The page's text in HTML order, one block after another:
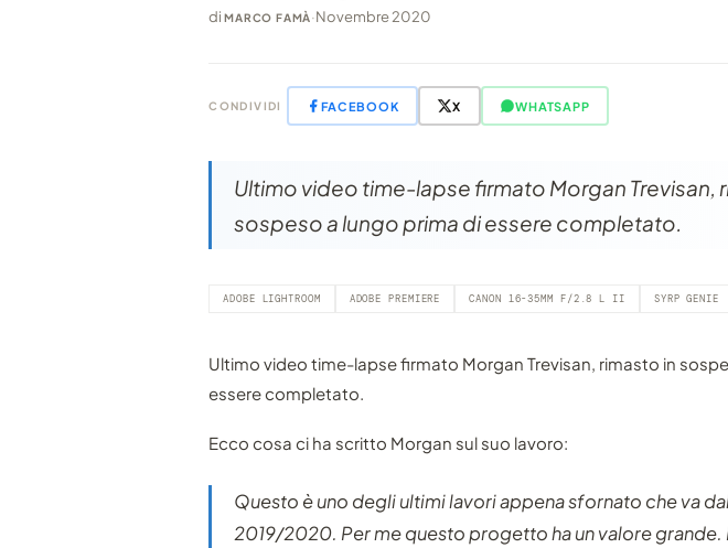
diMARCO FAMÀ·Novembre 2020
CONDIVIDI FACEBOOK X WHATSAPP
Ultimo video time-lapse firmato Morgan Trevisan,
sospeso a lungo prima di essere completato.
ADOBE LIGHTROOM ADOBE PREMIERE CANON 16-35MM F/2.8 L II SYRP GENIE
Ultimo video time-lapse firmato Morgan Trevisan, rimasto in
essere completato.
Ecco cosa ci ha scritto Morgan sul suo lavoro:
Questo è uno degli ultimi lavori appena sfornato che va
2019/2020. Per me questo progetto ha un valore